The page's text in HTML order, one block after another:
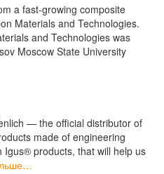
a fast-growing composite
Materials and Technologies.
and Technologies was
Moscow State University
— the official distributor of
made of engineering
Igus® products, that will help us